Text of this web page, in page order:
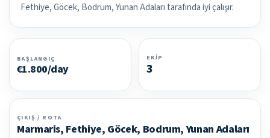
Fethiye, Göcek, Bodrum, Yunan Adaları tarafında iyi çalışır.
BAŞLANGIÇ
€1.800/day
EKIP
3
ÇIKIŞ / ROTA
Marmaris, Fethiye, Göcek, Bodrum, Yunan Adaları